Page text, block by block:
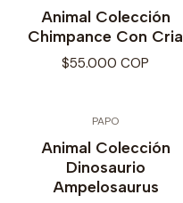
Animal Colección
Chimpance Con Cria
$55.000 COP
PAPO
Animal Colección
Dinosaurio
Ampelosaurus